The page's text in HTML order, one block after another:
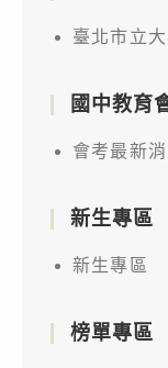
臺北市立
國中教育
會考最新
新生專區
新生專區
榜單專區